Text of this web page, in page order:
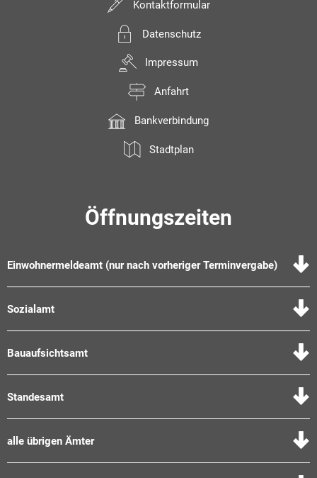
Kontaktformular
Datenschutz
Impressum
Anfahrt
Bankverbindung
Stadtplan
Öffnungszeiten
Einwohnermeldeamt (nur nach vorheriger Terminvergabe)
Sozialamt
Bauaufsichtsamt
Standesamt
alle übrigen Ämter